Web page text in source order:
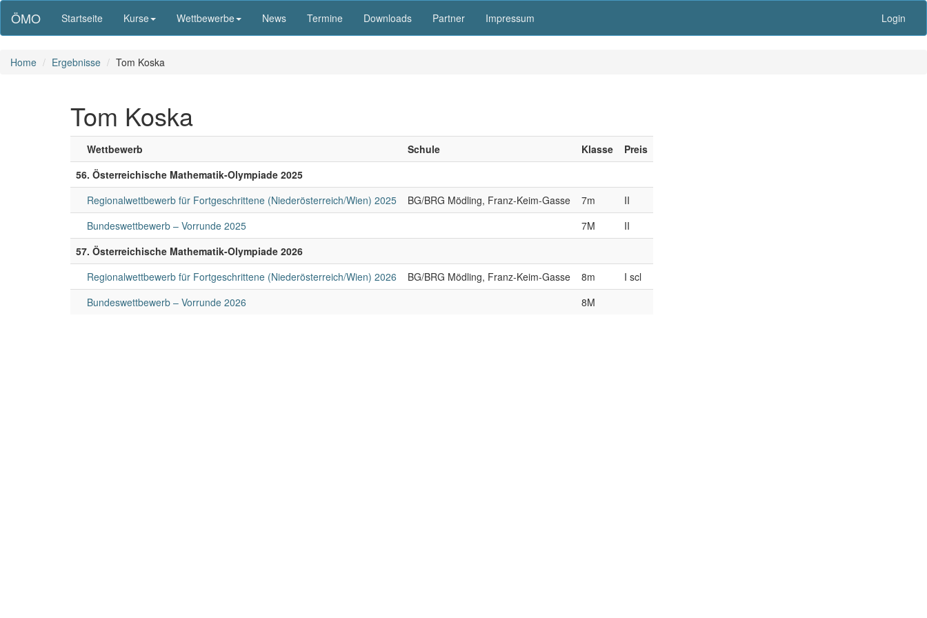
ÖMO Startseite Kurse Wettbewerbe News Termine Downloads Partner Impressum Login
Home Ergebnisse Tom Koska
Tom Koska
Wettbewerb Schule Klasse
Preis
56. Österreichische Mathematik-Olympiade 2025
Regionalwettbewerb für Fortgeschrittene (Niederösterreich/Wien) 2025
BG/BRG Mödling, Franz-Keim-Gasse 7m
II
Bundeswettbewerb – Vorrunde 2025
7M
II
57. Österreichische Mathematik-Olympiade 2026
Regionalwettbewerb für Fortgeschrittene (Niederösterreich/Wien) 2026
BG/BRG Mödling, Franz-Keim-Gasse 8m
I scl
Bundeswettbewerb – Vorrunde 2026
8M